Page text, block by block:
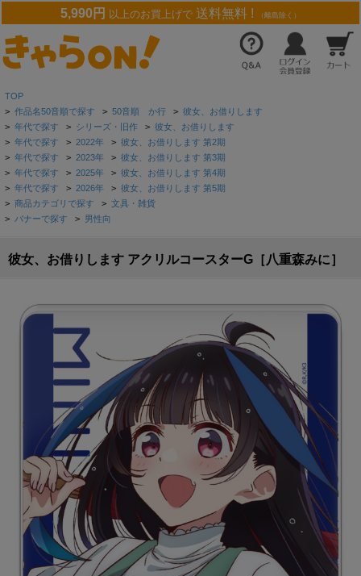
5,990円 以上のお買上げで 送料無料 ! （離島除く）
TOP
> 作品名50音順で探す > 50音順 か行 > 彼女、お借りします
> 年代で探す > シリーズ・旧作 > 彼女、お借りします
> 年代で探す > 2022年 > 彼女、お借りします 第2期
> 年代で探す > 2023年 > 彼女、お借りします 第3期
> 年代で探す > 2025年 > 彼女、お借りします 第4期
> 年代で探す > 2026年 > 彼女、お借りします 第5期
> 商品カテゴリで探す > 文具・雑貨
> バナーで探す > 男性向
彼女、お借りします アクリルコースターG［八重森みに］